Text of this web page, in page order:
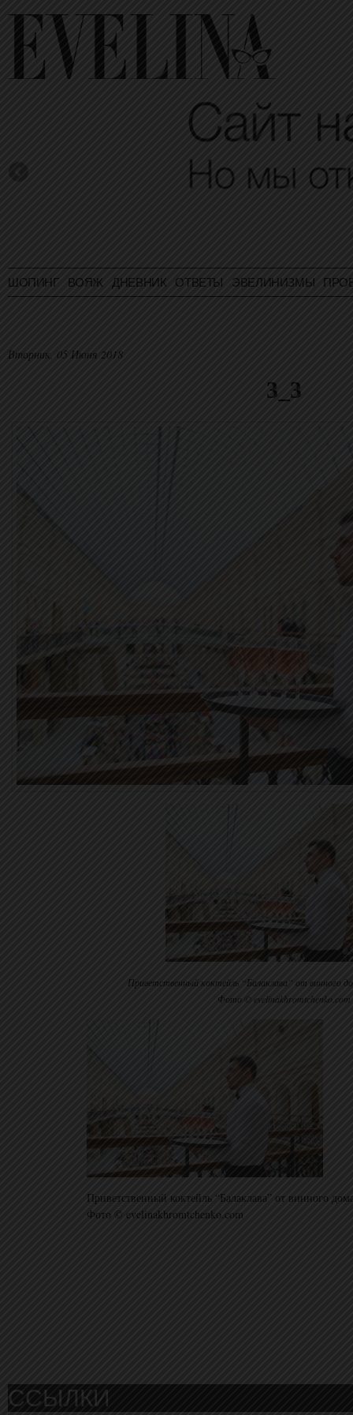
ШОПИНГ ВОЯЖ ДНЕВНИК ОТВЕТЫ ЭВЕЛИНИЗМЫ
Вторник, 05 Июня 2018
3_3
Приветственный коктейль “Балаклава” от винного
Фото © evelinakhromtchenko.com
Приветственный коктейль “Балаклава” от винного
Фото © evelinakhromtchenko.com
ССЫЛКИ